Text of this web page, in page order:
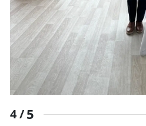
4 /5